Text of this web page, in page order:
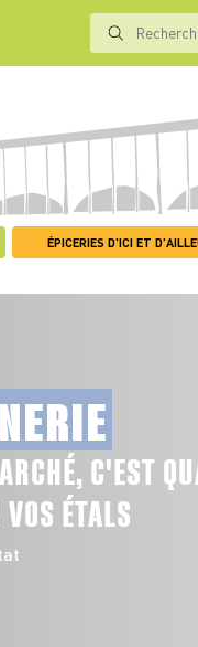
ÉPICERIES D'ICI ET
C'EST
ÉTALS